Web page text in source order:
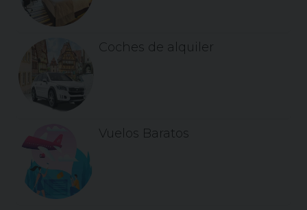
Coches de alquiler
Vuelos Baratos